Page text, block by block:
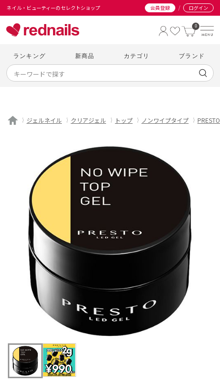
ネイル・ビューティーのセレクトショップ 会員登録 / ログイン
0
ランキング 新商品 カテゴリ ブランド
ジェルネイル クリアジェル トップ ノンワイプタイプ PRESTO